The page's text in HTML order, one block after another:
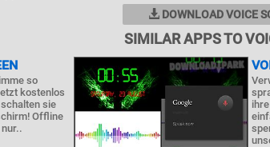
DOWNLOAD VOICE
SIMILAR APPS TO
so
kostenlos
sie
Offline